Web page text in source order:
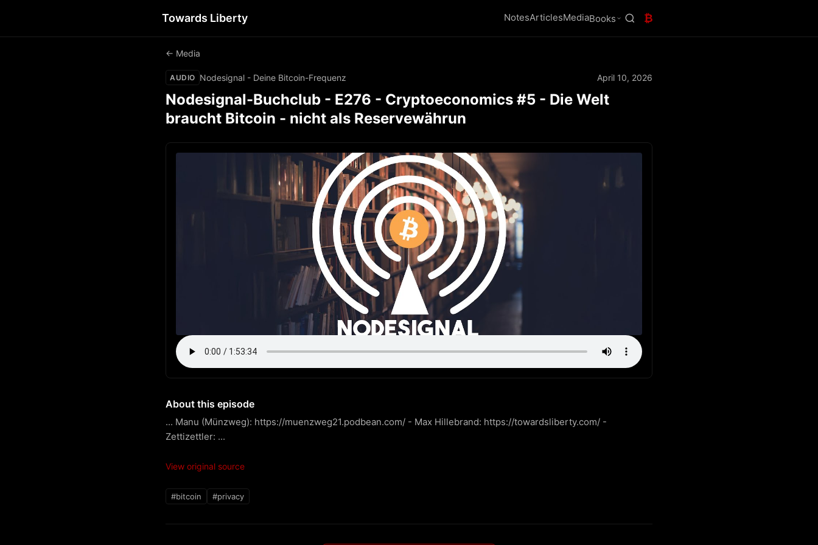
Towards Liberty NotesArticlesMediaBooks ₿
← Media
AUDIO Nodesignal - Deine Bitcoin-Frequenz April 10, 2026
Nodesignal-Buchclub - E276 - Cryptoeconomics #5 - Die Welt
braucht Bitcoin - nicht als Reservewährun
About this episode
... Manu (Münzweg): https://muenzweg21.podbean.com/ - Max Hillebrand: https://towardsliberty.com/ -
Zettizettler: ...
View original source
#bitcoin #privacy